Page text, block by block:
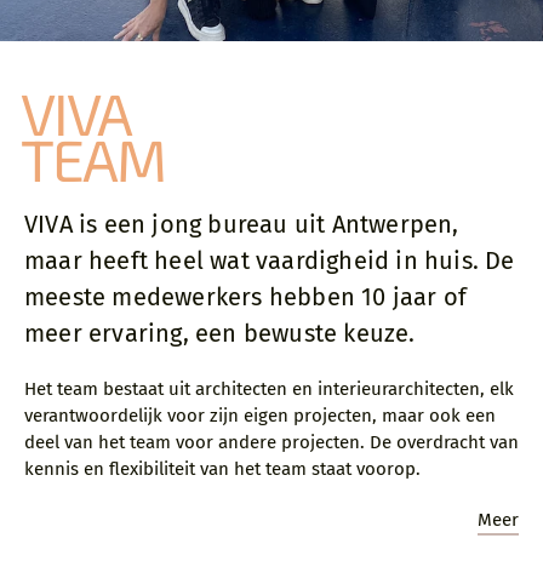
VIVA
TEAM
VIVA is een jong bureau uit Antwerpen,
maar heeft heel wat vaardigheid in huis. De
meeste medewerkers hebben 10 jaar of
meer ervaring, een bewuste keuze.
Het team bestaat uit architecten en interieurarchitecten, elk
verantwoordelijk voor zijn eigen projecten, maar ook een
deel van het team voor andere projecten. De overdracht van
kennis en flexibiliteit van het team staat voorop.
Meer
sluiten
Sylvie richtte VIVA Architecture in 2012 op.
Nadat ze in 1997 afstudeerde als architect aan
Sint-Lucas Brussel met mentor Vincent Van
Duysen, begint ze haar professionele
loopbaan bij Mecanoo Architecten in
Nederland, waar ze verschillende grote
projecten beheert als projectarchitect. Vier jaar
op het Londense bureau van Erick van Egeraat
Associated Architects. In 2003 keert ze terug
naar België om zich bij Conix Architects aan te
sluiten, waar ze tussen 2005 en 2012 partner en